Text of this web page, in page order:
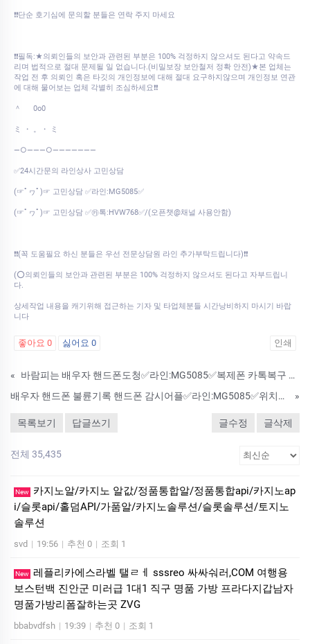
❗❗단순 호기심에 문의할 분들은 연락 주지 마세요
❗❗필독:★의뢰인들의 보안과 관련된 부분은 100% 걱정하지 않으셔도 된다고 약속드
리며 법적으로 절대 문제될 일 없습니다.(비밀보장 보안철저 정확 안전)★본 업체는
작업 전 후 의뢰인 혹은 타깃의 개인정보에 대해 절대 요구하지않으며 개인정보 연관
에 대해 물어보는 업체 각별히 조심하세요❗❗
＾ 0o0
ミ ・ 。・ ミ
—○———○———————
✅24시간문의 라인상사 고민상담
(☞ﾟヮﾟ)☞ 고민상담 ✅라인:MG5085✅
(☞ﾟヮﾟ)☞ 고민상담 ✅㉸톡:HVW768✅/(오픈챗@채널 사용안함)
❗❗(꼭 도움필요 하신 분들은 우선 전문상담원 라인 추가부탁드립니다)❗❗
(⭕의뢰인들의 보안과 관련된 부분은 100% 걱정하지 않으셔도 된다고 자부드립니
다.
상세작업 내용을 캐기위해 접근하는 기자 및 타업체분들 시간낭비하지 마시기 바랍
니다
좋아요 0 싫어요 0 인쇄
«
바람피는 배우자 핸드폰도청✅라인:MG5085✅복제폰 카톡복구 카톡해킹 쌍둥이폰 핸드폰해킹 위치추적 통화녹음
배우자 핸드폰 불륜기록 핸드폰 감시어플✅라인:MG5085✅위치추적 스파이웨어 카톡이력복구 인스타해킹 핸드폰 해킹 핸드폰 도청앱 카톡해킹
»
목록보기 답글쓰기 글수정 글삭제
전체 35,435
New
카지노알/카지노 알값/정품통합알/정품통합api/카지노ap
i/슬롯api/홀덤API/가품알/카지노솔루션/슬롯솔루션/토지노
솔루션
svd | 19:56 | 추천 0 | 조회 1
New 레플리카에스라벨 탤ㄹㅔ sssreo 싸싸숴러,COM 여행용
보스턴백 진안군 미러급 1대1 직구 명품 가방 프라다지갑남자
명품가방리폼잘하는곳 ZVG
bbabvdfsh | 19:39 | 추천 0 | 조회 1